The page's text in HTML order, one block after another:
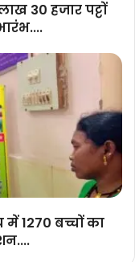
30 हजार पट्टों
में 1270 बच्चों का